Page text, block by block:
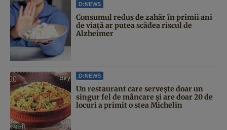
D:NEWS
Consumul redus de zahăr în primii ani
de viață ar putea scădea riscul de
Alzheimer
D:NEWS
Un restaurant care servește doar un
singur fel de mâncare și are doar 20 de
locuri a primit o stea Michelin